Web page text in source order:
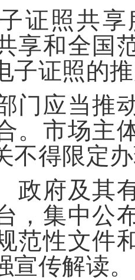
证照共
享和全国
子证照的
门应当推
。市场主
不得限定
政府及其
，集中公
范性文件
传解读。